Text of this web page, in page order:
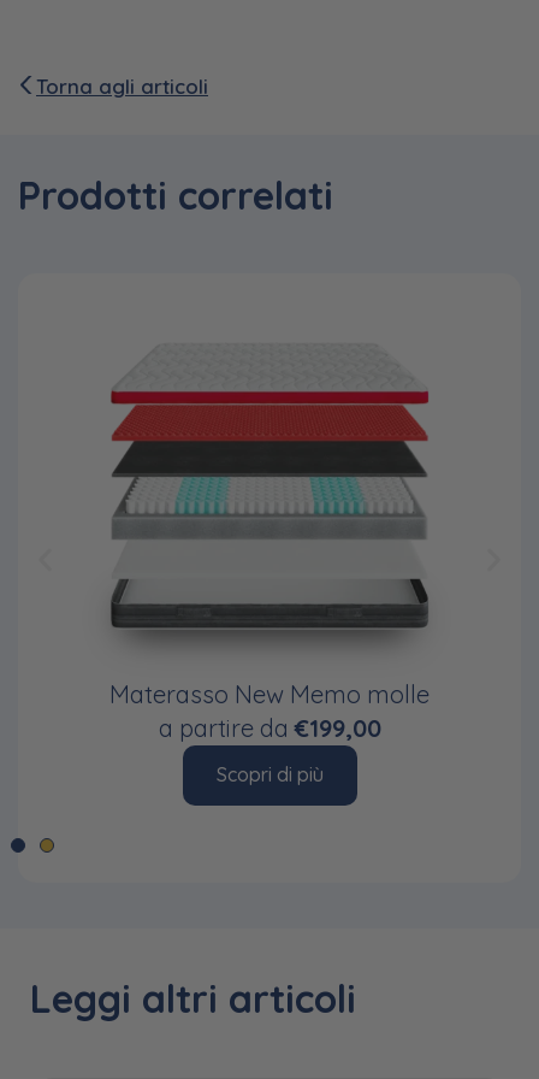
Torna agli articoli
Prodotti correlati
Materasso New Memo molle
a partire da€199,00
Scopri di più
Leggi altri articoli